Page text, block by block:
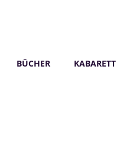
BÜCHER KABARETT